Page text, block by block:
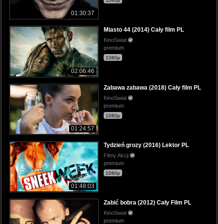
01:30:37
02:06:46
Miasto 44 (2014) Cały film PL
KinoSwiat
premium
1080p
01:24:57
Zabawa zabawa (2018) Cały film PL
KinoSwiat
premium
1080p
01:48:03
Tydzień grozy (2016) Lektor PL
Filmy Akcji
premium
1080p
Zabić bobra (2012) Cały Film PL
KinoSwiat
premium